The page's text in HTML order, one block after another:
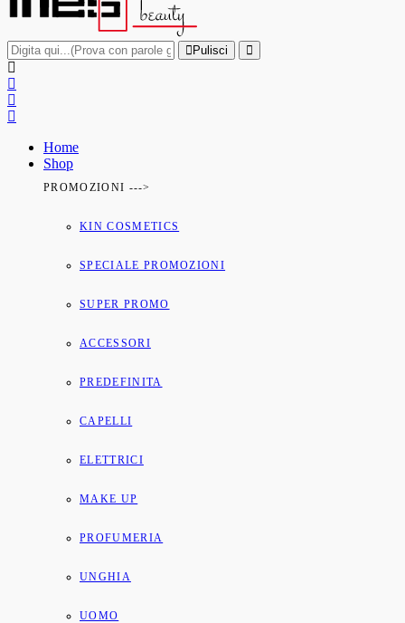
Pulisci
Home
Shop
PROMOZIONI --->
KIN COSMETICS
SPECIALE PROMOZIONI
SUPER PROMO
ACCESSORI
PREDEFINITA
CAPELLI
ELETTRICI
MAKE UP
PROFUMERIA
UNGHIA
UOMO